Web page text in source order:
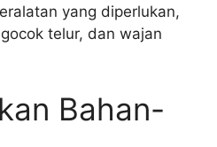
yang diperlukan,
telur, dan wajan
Bahan-